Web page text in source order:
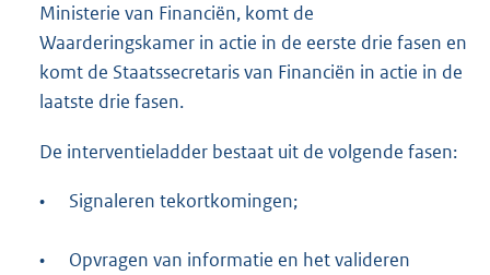
Ministerie van Financiën, komt de
Waarderingskamer in actie in de eerste drie fasen en
komt de Staatssecretaris van Financiën in actie in de
laatste drie fasen.
De interventieladder bestaat uit de volgende fasen:
• Signaleren tekortkomingen;
•
Opvragen van informatie en het valideren